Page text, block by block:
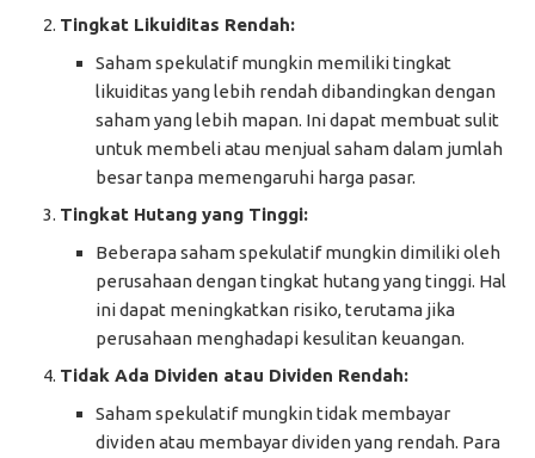
Tingkat Likuiditas Rendah:
Saham spekulatif mungkin memiliki tingkat
likuiditas yang lebih rendah dibandingkan dengan
saham yang lebih mapan. Ini dapat membuat sulit
untuk membeli atau menjual saham dalam jumlah
besar tanpa memengaruhi harga pasar.
Tingkat Hutang yang Tinggi:
Beberapa saham spekulatif mungkin dimiliki oleh
perusahaan dengan tingkat hutang yang tinggi. Hal
ini dapat meningkatkan risiko, terutama jika
perusahaan menghadapi kesulitan keuangan.
Tidak Ada Dividen atau Dividen Rendah:
Saham spekulatif mungkin tidak membayar
dividen atau membayar dividen yang rendah. Para